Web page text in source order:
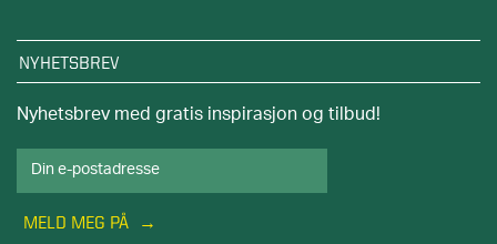
NYHETSBREV
Nyhetsbrev med gratis inspirasjon og tilbud!
MELD MEG PÅ